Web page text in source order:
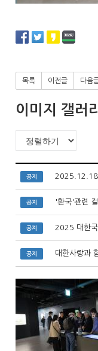
목록 이전글 다음
이미지 갤러리
공지 2025.12.18.
공지 '환국'관련
공지 2025 대한
공지 대한사랑과